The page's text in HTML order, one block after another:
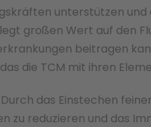
unterstützen
großen Wert auf den
beitragen
die TCM mit ihren
das Einstechen
zu reduzieren und das